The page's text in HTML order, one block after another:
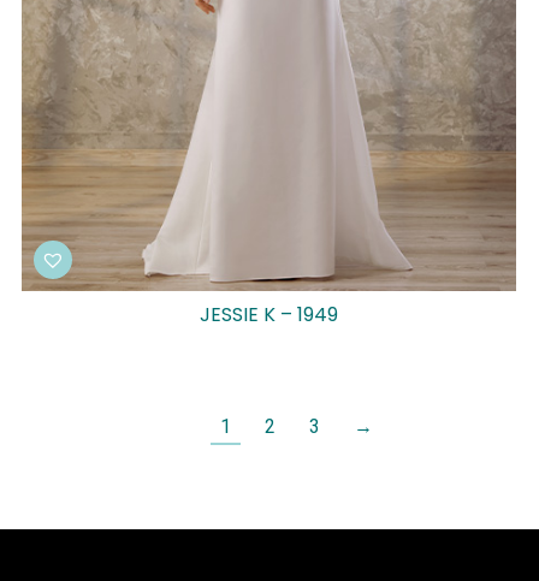
JESSIE K – 1949
1 2 3 →